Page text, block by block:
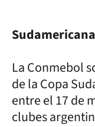
Sudamericana
La Conmebol
de la Copa
entre el 17 de
clubes